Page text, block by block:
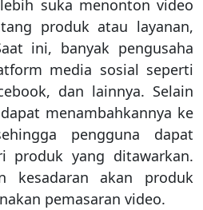
suka menonton video
produk atau layanan,
ini, banyak pengusaha
media sosial seperti
dan lainnya. Selain
menambahkannya ke
pengguna dapat
produk yang ditawarkan.
kesadaran akan produk
pemasaran video.